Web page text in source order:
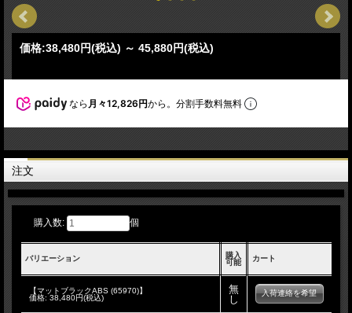
価格:38,480円(税込) ～ 45,880円(税込)
なら 月々12,826円から。分割手数料無料
注文
購入数: 個
バリエーション
購入
可能
カート
【マットブラックABS (65970)】
価格: 38,480円(税込)
無
し
入荷連絡を希望